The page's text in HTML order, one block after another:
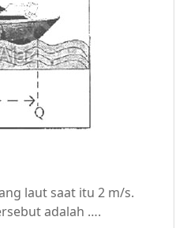
laut saat itu 2 m/s.
adalah ….